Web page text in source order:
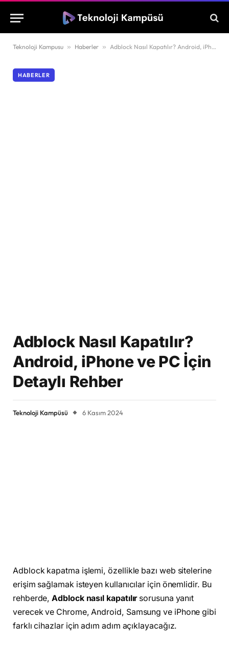
Teknoloji Kampusu » Haberler » Adblock Nasıl Kapatılır? Android, iPhone ve PC İçin Detaylı Rehber
HABERLER
Adblock Nasıl Kapatılır?
Android, iPhone ve PC İçin
Detaylı Rehber
Teknoloji Kampüsü 6 Kasım 2024
Adblock kapatma işlemi, özellikle bazı web sitelerine
erişim sağlamak isteyen kullanıcılar için önemlidir. Bu
rehberde,Adblock nasıl kapatılırsorusuna yanıt
verecek ve Chrome, Android, Samsung ve iPhone gibi
farklı cihazlar için adım adım açıklayacağız.